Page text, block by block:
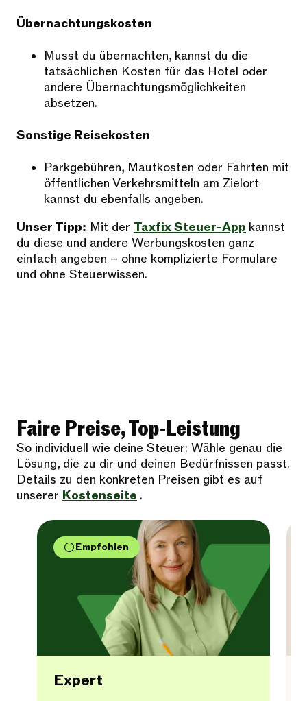
Übernachtungskosten
Musst du übernachten, kannst du die
tatsächlichen Kosten für das Hotel oder
andere Übernachtungsmöglichkeiten
absetzen.
Sonstige Reisekosten
Parkgebühren, Mautkosten oder Fahrten mit
öffentlichen Verkehrsmitteln am Zielort
kannst du ebenfalls angeben.
Unser Tipp: Mit der Taxfix Steuer-App kannst
du diese und andere Werbungskosten ganz
einfach angeben – ohne komplizierte Formulare
und ohne Steuerwissen.
Faire Preise, Top-Leistung
So individuell wie deine Steuer: Wähle genau die
Lösung, die zu dir und deinen Bedürfnissen passt.
Details zu den konkreten Preisen gibt es auf
unserer Kostenseite .
Empfohlen
Expert